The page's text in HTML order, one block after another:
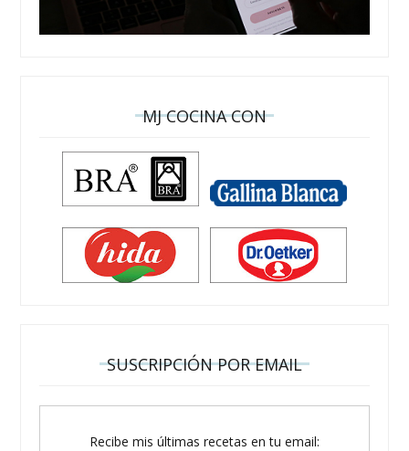
MJ COCINA CON
SUSCRIPCIÓN POR EMAIL
Recibe mis últimas recetas en tu email: